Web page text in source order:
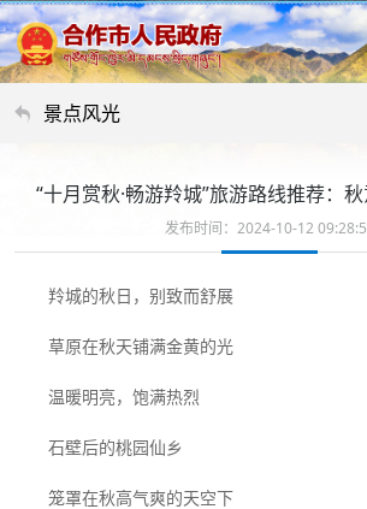
景点风光
“十月赏秋·畅游羚城”旅游路线推荐：
发布时间：2024-10-12
羚城的秋日，别致而舒展
草原在秋天铺满金黄的光
温暖明亮，饱满热烈
石壁后的桃园仙乡
笼罩在秋高气爽的天空下